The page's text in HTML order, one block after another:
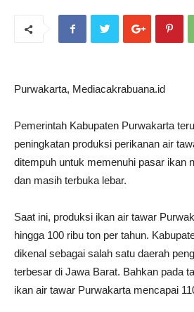
Purwakarta, Mediacakrabuana.id
Pemerintah Kabupaten Purwakarta
peningkatan produksi perikanan air
ditempuh untuk memenuhi pasar ikan
dan masih terbuka lebar.
Saat ini, produksi ikan air tawar
hingga 100 ribu ton per tahun.
dikenal sebagai salah satu daerah
terbesar di Jawa Barat. Bahkan pada
ikan air tawar Purwakarta mencapai